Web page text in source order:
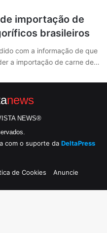
importação de
brasileiros
com a informação de que
a importação de carne de…
news
NEWS®
com o suporte da DeltaPress
de Cookies Anuncie